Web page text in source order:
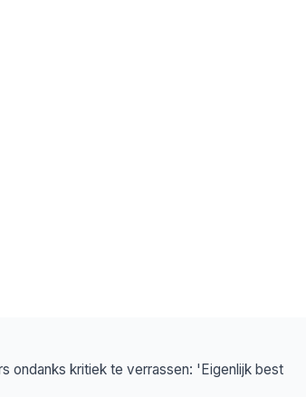
ondanks kritiek te verrassen: 'Eigenlijk best